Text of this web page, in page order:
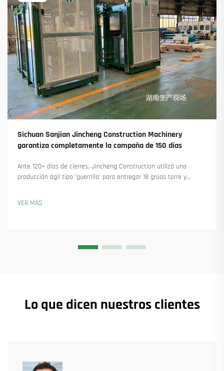
Sichuan Sanjian Jincheng Construction Machinery
garantiza completamente la campaña de 150 días
Ante 120+ días de cierres, Jincheng Construction utilizó una
producción ágil tipo 'guerrilla' para entregar 18 grúas torre y
la producción en marcha. Obtenga más información.
VER MÁS
Lo que dicen nuestros clientes